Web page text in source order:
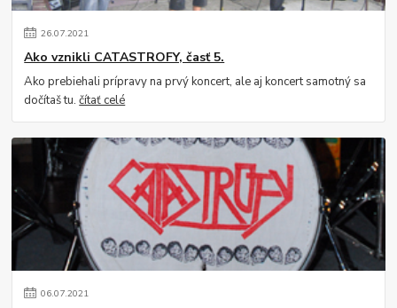
26.07.2021
Ako vznikli CATASTROFY, časť 5.
Ako prebiehali prípravy na prvý koncert, ale aj koncert samotný sa
dočítaš tu.čítať celé
06.07.2021